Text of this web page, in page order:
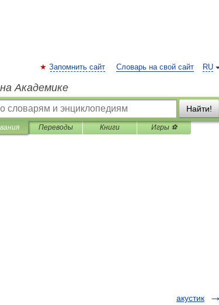
RU
Запомнить сайт Словарь на свой сайт
Академике
Найти!
Переводы Книги Игры ⚽
акустик